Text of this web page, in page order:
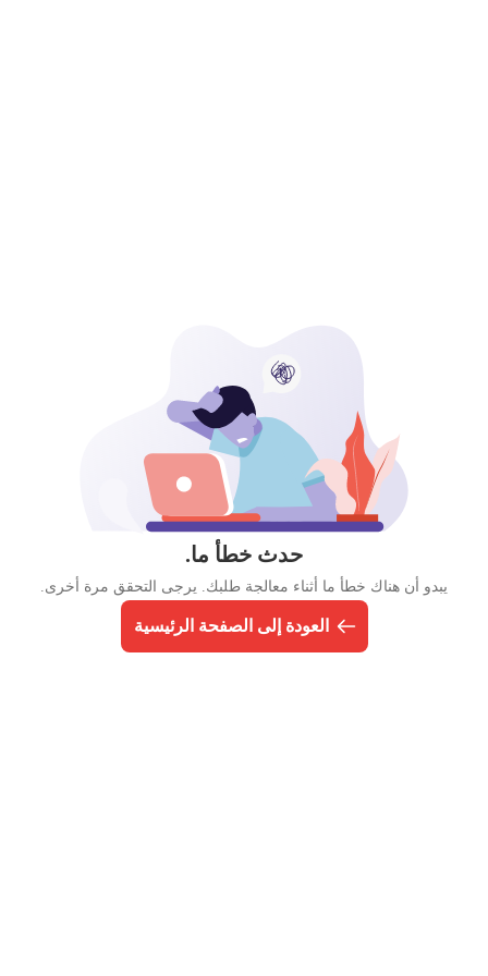
حدث خطأ ما.
يبدو أن هناك خطأ ما أثناء معالجة طلبك. يرجى التحقق مرة أخرى.
العودة إلى الصفحة الرئيسية